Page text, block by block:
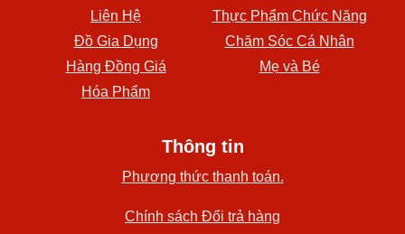
Liên Hệ
Thực Phẩm Chức Năng
Đồ Gia Dụng
Chăm Sóc Cá Nhân
Hàng Đồng Giá
Mẹ và Bé
Hóa Phẩm
Thông tin
Phương thức thanh toán.
Chính sách Đổi trả hàng